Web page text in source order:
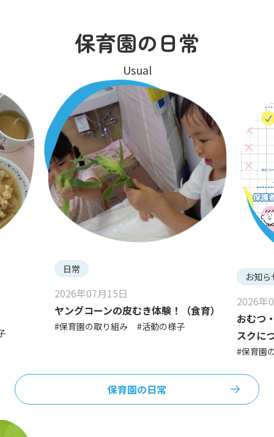
保育園の日常
Usual
日常
2026年07月15日
ヤングコーンの皮むき体験！（食育）
#保育園の取り組み #活動の様子
お知ら
2026年
おむつ
スクに
#保育園
保育園の日常